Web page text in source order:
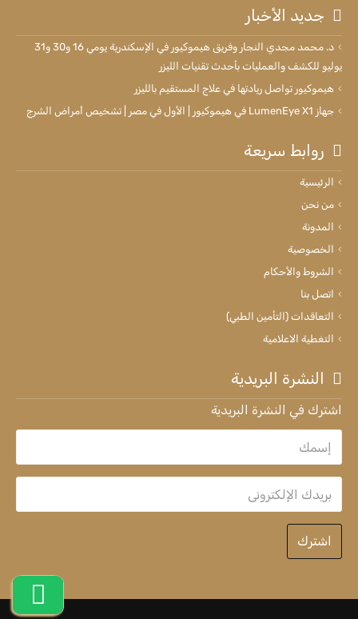
جديد الأخبار
د. محمد مجدي النجار وفريق هيموكيور في الإسكندرية يومي 16 و30 و31
يوليو للكشف والعمليات بأحدث تقنيات الليزر
هيموكيور تواصل ريادتها في علاج المستقيم بالليزر
جهاز LumenEye X1 في هيموكيور | الأول في مصر | تشخيص أمراض الشرج
روابط سريعة
الرئيسية
من نحن
المدونة
الخصوصية
الشروط والأحكام
اتصل بنا
التعاقدات (التأمين الطبي)
التغطية الاعلامية
النشرة البريدية
اشترك في النشرة البريدية
اشترك